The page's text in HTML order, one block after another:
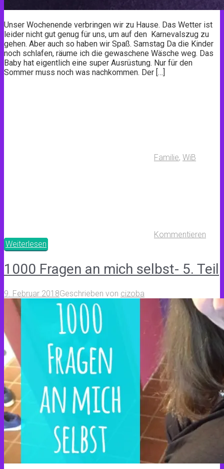
Unser Wochenende verbringen wir zu Hause. Das Wetter ist
leider nicht gut genug für uns, um auf den Karnevalszug zu
gehen. Aber auch so haben wir Spaß. Samstag Da die Kinder
noch schlafen, räume ich die gewaschene Wäsche weg. Das
Baby hat eigentlich eine super Ausrüstung. Nur für den
Sommer muss noch was nachkommen. Der […]
Familie, WiB
Kommentieren
Weiterlesen
1000 Fragen an mich selbst- 5. Teil
9. Februar 2018Geschrieben von cizoba